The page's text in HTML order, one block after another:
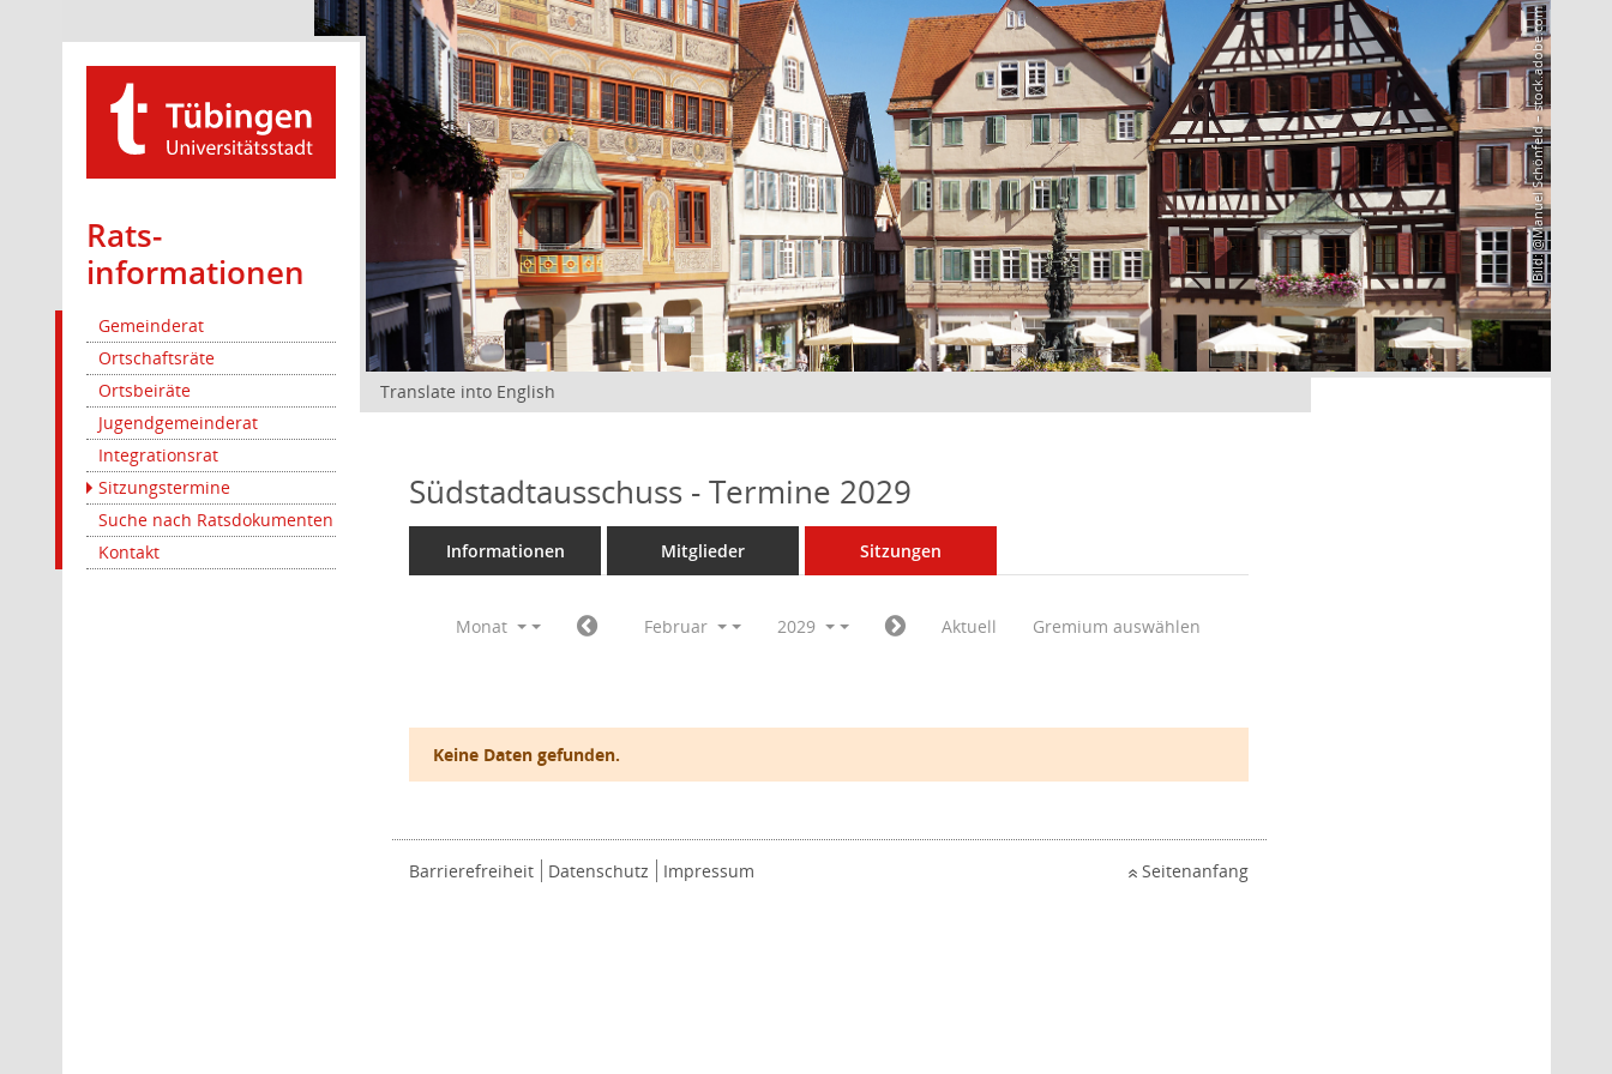
Rats­
informationen
Gemeinderat
Ortschaftsräte
Ortsbeiräte
Jugendgemeinderat
Integrationsrat
Sitzungstermine
Suche nach Ratsdokumenten
Kontakt
Bild: @Manuel Schönfeld – stock.adobe.com
Translate into English
Südstadtausschuss - Termine 2029
Informationen Mitglieder Sitzungen
Monat Februar 2029 Aktuell Gremium auswählen
Keine Daten gefunden.
Barrierefreiheit Datenschutz Impressum Seitenanfang